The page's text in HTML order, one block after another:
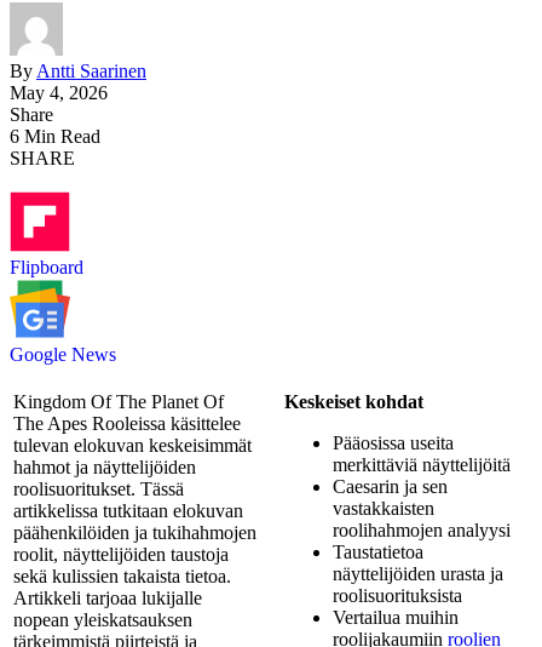
By Antti Saarinen
May 4, 2026
Share
6 Min Read
SHARE
Flipboard
Google News
Kingdom Of The Planet Of
The Apes Rooleissa käsittelee
tulevan elokuvan keskeisimmät
hahmot ja näyttelijöiden
roolisuoritukset. Tässä
artikkelissa tutkitaan elokuvan
päähenkilöiden ja tukihahmojen
roolit, näyttelijöiden taustoja
sekä kulissien takaista tietoa.
Artikkeli tarjoaa lukijalle
nopean yleiskatsauksen
tärkeimmistä piirteistä ja
Keskeiset kohdat
Pääosissa useita
merkittäviä näyttelijöitä
Caesarin ja sen
vastakkaisten
roolihahmojen analyysi
Taustatietoa
näyttelijöiden urasta ja
roolisuorituksista
Vertailua muihin
roolijakaumiin roolien